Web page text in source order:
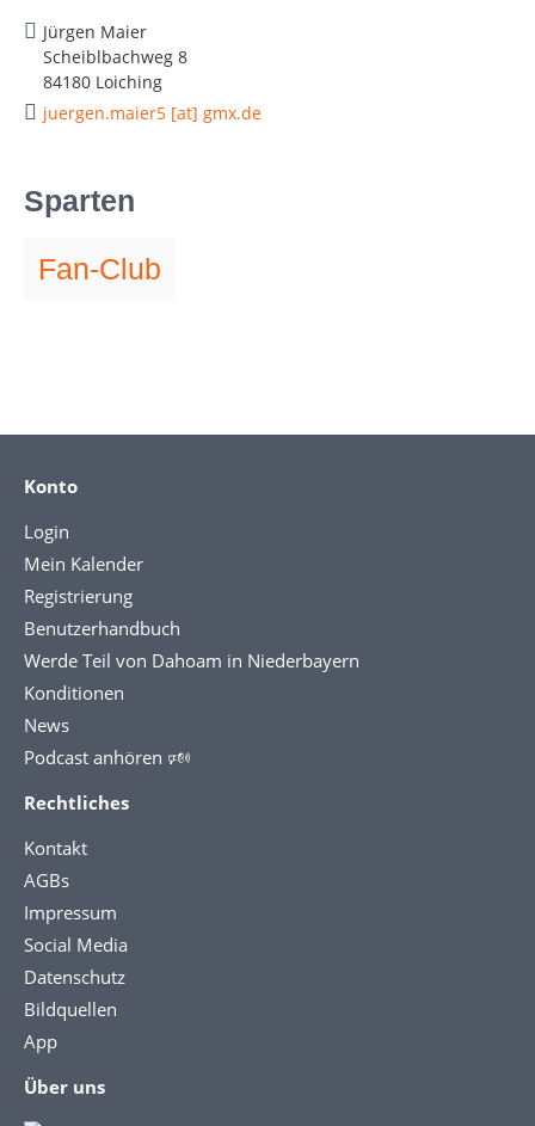
Jürgen Maier
Scheiblbachweg 8
84180 Loiching
juergen.maier5 [at] gmx.de
Sparten
Fan-Club
Konto
Login
Mein Kalender
Registrierung
Benutzerhandbuch
Werde Teil von Dahoam in Niederbayern
Konditionen
News
Podcast anhören 🕬
Rechtliches
Kontakt
AGBs
Impressum
Social Media
Datenschutz
Bildquellen
App
Über uns